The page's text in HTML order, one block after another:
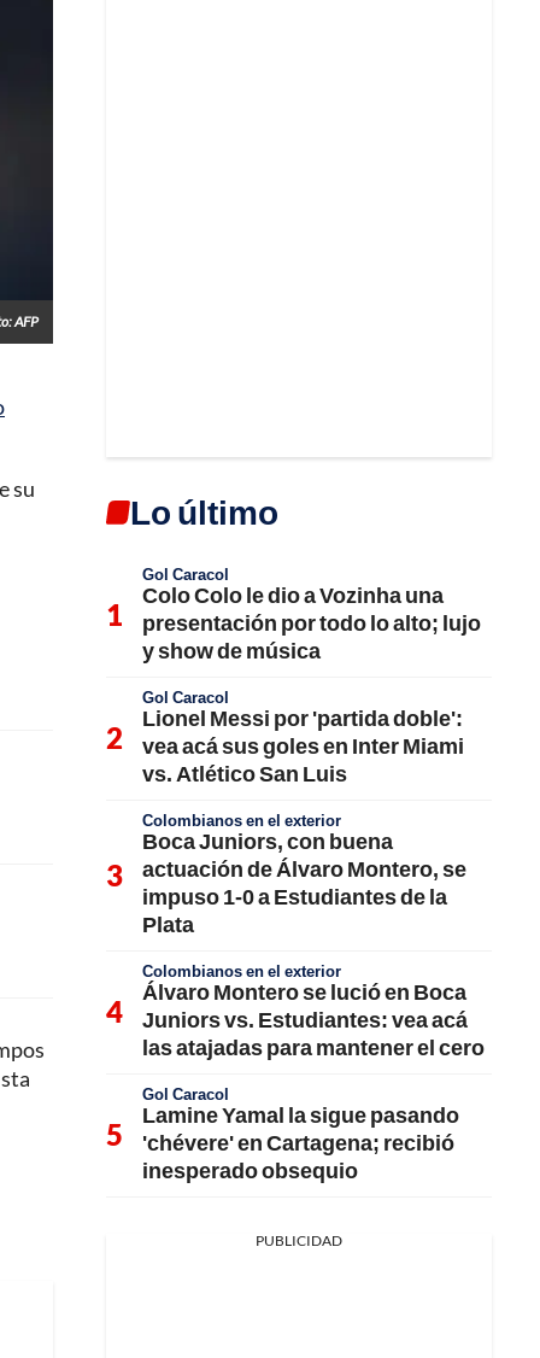
AFP
su
Lo último
Gol Caracol
Colo Colo le dio a Vozinha una
presentación por todo lo alto; lujo
y show de música
Gol Caracol
Lionel Messi por 'partida doble':
vea acá sus goles en Inter Miami
vs. Atlético San Luis
Colombianos en el exterior
Boca Juniors, con buena
actuación de Álvaro Montero, se
impuso 1-0 a Estudiantes de la
Plata
Colombianos en el exterior
Álvaro Montero se lució en Boca
Juniors vs. Estudiantes: vea acá
las atajadas para mantener el cero
Gol Caracol
Lamine Yamal la sigue pasando
'chévere' en Cartagena; recibió
inesperado obsequio
PUBLICIDAD